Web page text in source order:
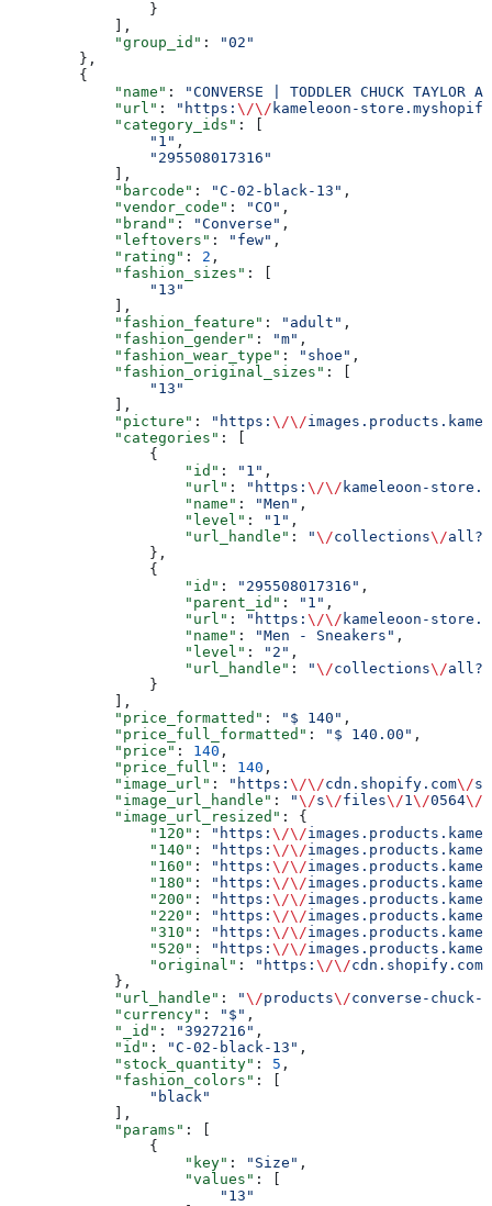
                }
            ],
            "group_id"
:
"02"
        },
        {
            "name"
:
"CONVERSE | TODDLER CHUCK TAYLOR
            "url"
: "https: \/\/ kameleoon-
            "category_ids"
: [
                "1"
,
                "295508017316"
            ],
            "barcode"
: "C-02-black-13" ,
            "vendor_code"
: "CO" ,
            "brand"
: "Converse" ,
            "leftovers"
: "few" ,
            "rating"
: 2 ,
            "fashion_sizes"
: [
                "13"
            ],
            "fashion_feature"
: "adult" ,
            "fashion_gender"
: "m" ,
            "fashion_wear_type"
: "shoe" ,
            "fashion_original_sizes"
: [
                "13"
            ],
            "picture"
: "https: \/\/
            "categories"
: [
                {
                    "id"
: "1" ,
                    "url"
: "https: \/\/ kameleoon-
                    "name"
: "Men" ,
                    "level"
: "1" ,
                    "url_handle"
: "\/collections\/
                },
                {
                    "id"
: "295508017316" ,
                    "parent_id"
: "1" ,
                    "url"
: "https: \/\/ kameleoon-
                    "name"
: "Men - Sneakers" ,
                    "level"
: "2" ,
                    "url_handle"
: "\/collections\/
                }
            ],
            "price_formatted"
: "$ 140" ,
            "price_full_formatted"
: "$ 140.00" ,
            "price"
: 140 ,
            "price_full"
: 140 ,
            "image_url"
: "https: \/\/cdn.shopify.com\/s
            "image_url_handle"
: "\/s\/files\/1\/0564\/
            "image_url_resized"
: {
                "120"
: "https: \/\/
                "140"
: "https: \/\/
                "160"
: "https: \/\/
                "180"
: "https: \/\/
                "200"
: "https: \/\/
                "220"
: "https: \/\/
                "310"
: "https: \/\/
                "520"
: "https: \/\/
                "original"
: "https: \/\/cdn.shopify.com
            },
            "url_handle"
: "\/products\/converse-chuck-
            "currency"
: "$" ,
            "_id"
: "3927216" ,
            "id"
: "C-02-black-13" ,
            "stock_quantity"
: 5 ,
            "fashion_colors"
: [
                "black"
            ],
            "params"
: [
                {
                    "key"
: "Size" ,
                    "values"
: [
                        "13"